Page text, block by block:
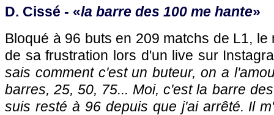
D. Cissé - «la barre des 100 me hante»
Bloqué à 96 buts en 209 matchs de L1, le
de sa frustration lors d'un live sur
sais comment c'est un buteur, on a
barres, 25, 50, 75... Moi, c'est la barre
suis resté à 96 depuis que j'ai arrêté. Il